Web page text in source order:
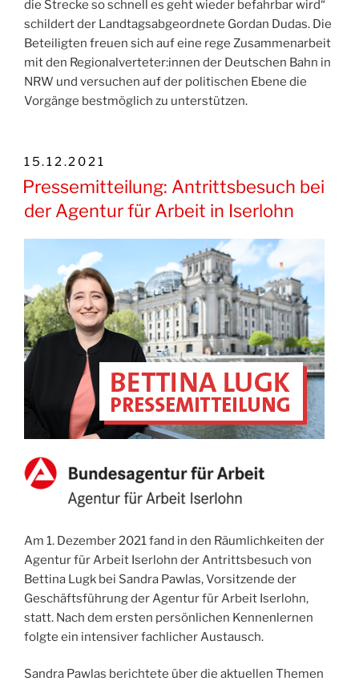
die Strecke so schnell es geht wieder befahrbar wird“
schildert der Landtagsabgeordnete Gordan Dudas. Die
Beteiligten freuen sich auf eine rege Zusammenarbeit
mit den Regionalverteter:innen der Deutschen Bahn in
NRW und versuchen auf der politischen Ebene die
Vorgänge bestmöglich zu unterstützen.
VERÖFFENTLICHT
AM
15.12.2021
Pressemitteilung: Antrittsbesuch bei
der Agentur für Arbeit in Iserlohn
Am 1. Dezember 2021 fand in den Räumlichkeiten der
Agentur für Arbeit Iserlohn der Antrittsbesuch von
Bettina Lugk bei Sandra Pawlas, Vorsitzende der
Geschäftsführung der Agentur für Arbeit Iserlohn,
statt. Nach dem ersten persönlichen Kennenlernen
folgte ein intensiver fachlicher Austausch.
Sandra Pawlas berichtete über die aktuellen Themen